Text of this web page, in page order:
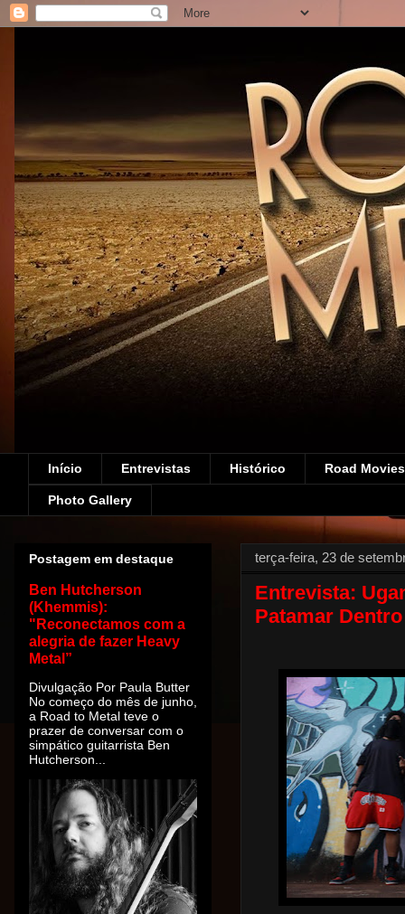
Início Entrevistas Histórico Road
Photo Gallery
terça-feira, 23 de
Entrevista:
Patamar
Postagem em destaque
Ben Hutcherson
(Khemmis):
"Reconectamos com a
alegria de fazer Heavy
Metal”
Divulgação Por Paula Butter
No começo do mês de junho,
a Road to Metal teve o
prazer de conversar com o
simpático guitarrista Ben
Hutcherson...